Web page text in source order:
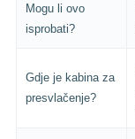
Mogu li ovo
isprobati?
Gdje je kabina za
presvlačenje?